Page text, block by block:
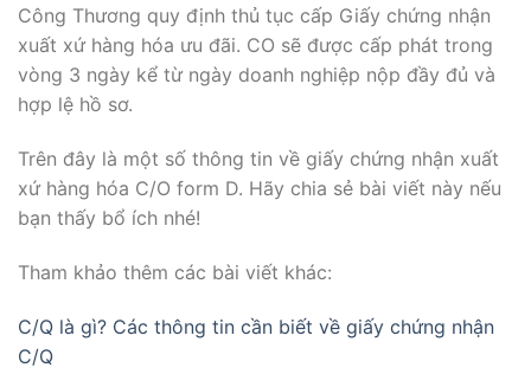
Công Thương quy định thủ tục cấp Giấy chứng nhận
xuất xứ hàng hóa ưu đãi. CO sẽ được cấp phát trong
vòng 3 ngày kể từ ngày doanh nghiệp nộp đầy đủ và
hợp lệ hồ sơ.
Trên đây là một số thông tin về giấy chứng nhận xuất
xứ hàng hóa C/O form D. Hãy chia sẻ bài viết này nếu
bạn thấy bổ ích nhé!
Tham khảo thêm các bài viết khác:
C/Q là gì? Các thông tin cần biết về giấy chứng nhận
C/Q